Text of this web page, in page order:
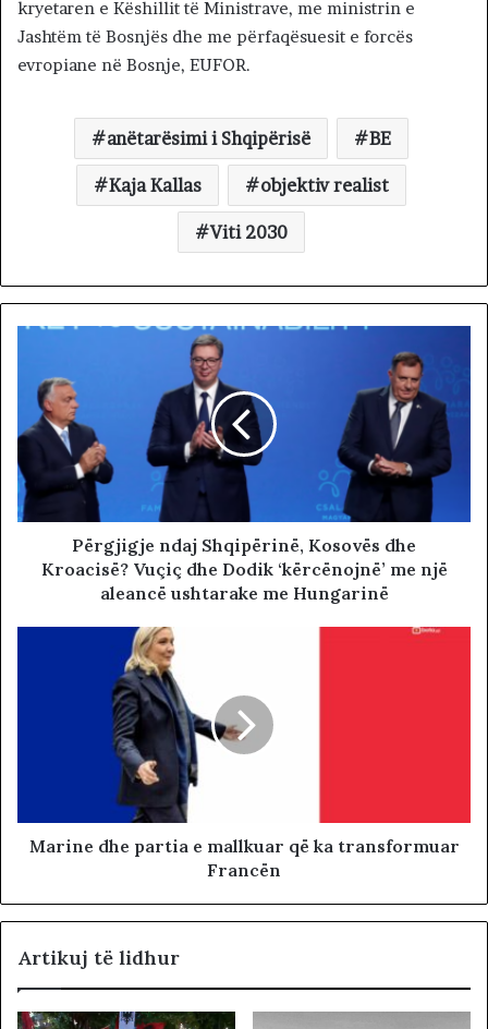
kryetaren e Këshillit të Ministrave, me ministrin e
Jashtëm të Bosnjës dhe me përfaqësuesit e forcës
evropiane në Bosnje, EUFOR.
anëtarësimi i Shqipërisë BE
Kaja Kallas objektiv realist
Viti 2030
Përgjigje ndaj Shqipërinë, Kosovës dhe
Kroacisë? Vuçiç dhe Dodik ‘kërcënojnë’ me një
aleancë ushtarake me Hungarinë
Marine dhe partia e mallkuar që ka transformuar
Francën
Artikuj të lidhur